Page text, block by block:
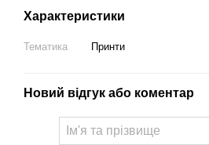
Характеристики
Тематика Принти
Новий відгук або коментар